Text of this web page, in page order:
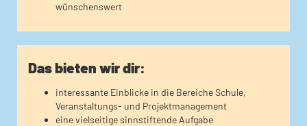
wünschenswert
Das bieten wir dir:
interessante Einblicke in die Bereiche Schule,
Veranstaltungs- und Projektmanagement
eine vielseitige sinnstiftende Aufgabe